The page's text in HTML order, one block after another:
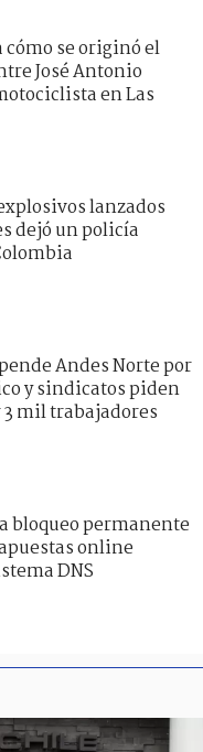
cómo se originó el
José Antonio
en Las
lanzados
dejó un policía
Andes Norte por
y sindicatos piden
mil trabajadores
bloqueo permanente
online
DNS